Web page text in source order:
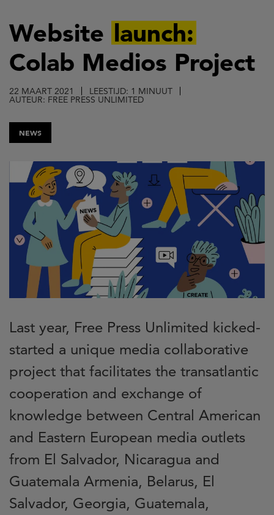
en
naar
de
inhoud
gaan
Website launch:
Colab Medios Project
22 MAART 2021 LEESTIJD: 1 MINUUT
AUTEUR: FREE PRESS UNLIMITED
NEWS
Last year, Free Press Unlimited kicked-
started a unique media collaborative
project that facilitates the transatlantic
cooperation and exchange of
knowledge between Central American
and Eastern European media outlets
from El Salvador, Nicaragua and
Guatemala Armenia, Belarus, El
Salvador, Georgia, Guatemala,